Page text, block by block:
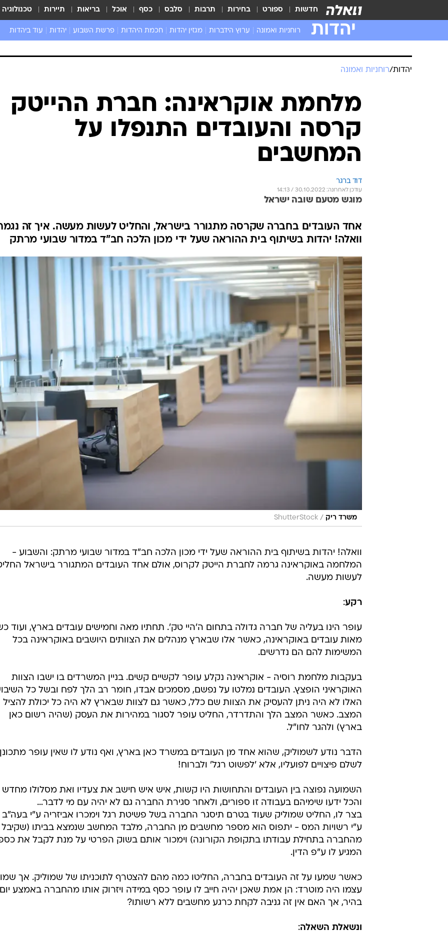
חדשות ספורט בחירות תרבות סלבס כסף אוכל בריאות תיירות טכנולוגיה
יהדות רוחניות ואמונה ערוץ הידברות מגזין יהדות חכמת היהדות פרשת השבוע יהדות עוד ביהדות
יהדות/רוחניות ואמונה
מלחמת אוקראינה: חברת ההייטק
קרסה והעובדים התנפלו על
המחשבים
דוד ברגר
עודכן לאחרונה: 30.10.2022 / 14:13
מוגש מטעם שובה ישראל
אחד העובדים בחברה שקרסה מתגורר בישראל, והחליט לעשות מעשה. איך זה
וואלה! יהדות בשיתוף בית ההוראה שעל ידי מכון הלכה חב"ד במדור שבועי מרתק
משרד ריק /
ShutterStock
וואלה! יהדות בשיתוף בית ההוראה שעל ידי מכון הלכה חב"ד במדור שבועי מרתק: והשבוע -
המלחמה באוקראינה גרמה לחברת הייטק לקרוס, אולם אחד העובדים המתגורר בישראל
לעשות מעשה.
רקע:
עופר הינו בעליה של חברה גדולה בתחום ה'היי טק'. תחתיו מאה וחמישים עובדים בארץ, ועוד
מאות עובדים באוקראינה, כאשר אלו שבארץ מנהלים את הצוותים היושבים באוקראינה בכל
המשימות להם הם נדרשים.
בעקבות מלחמת רוסיה - אוקראינה נקלע עופר לקשיים קשים. בניין המשרדים בו ישבו הצוות
האוקראיני הופצץ. העובדים נמלטו על נפשם, מסמכים אבדו, חומר רב הלך לפח ובשל כל
האלו לא היה ניתן להעסיק את הצוות שם כלל, כאשר גם לצוות שבארץ לא היה כל יכולת
המצב. כאשר המצב הלך והתדרדר, החליט עופר לסגור במהירות את העסק (שהיה רשום כאן
בארץ) ולהגר לחו"ל.
הדבר נודע לשמוליק, שהוא אחד מן העובדים במשרד כאן בארץ, ואף נודע לו שאין עופר מתכונן
לשלם פיצויים לפועליו, אלא 'לפשוט רגל' ולברוח!
השמועה נפוצה בין העובדים והתחושות היו קשות, איש איש חישב את צעדיו ואת מסלולו מחדש
והכל ידעו שימיהם בעבודה זו ספורים, ולאחר סגירת החברה גם לא יהיה עם מי לדבר…
בצר לו, החליט שמוליק שעוד בטרם תיסגר החברה בשל פשיטת רגל וימכרו אביזריה ע"י בעה"ב
ע"י רשויות המס - יתפוס הוא מספר מחשבים מן החברה, מלבד המחשב שנמצא בביתו (שקיבל
מהחברה בתחילת עבודתו בתקופת הקורונה) וימכור אותם בשוק הפרטי על מנת לקבל את
המגיע לו ע"פ הדין.
כאשר שמעו על זה העובדים בחברה, החליטו כמה מהם להצטרף לתוכניתו של שמוליק. אך
עצמו היה מוטרד: הן אמת שאכן יהיה חייב לו עופר כסף במידה ויזרוק אותו מהחברה באמצע יום
בהיר, אך האם אין זה גניבה לקחת כרגע מחשבים ללא רשותו?
ונשאלת השאלה: